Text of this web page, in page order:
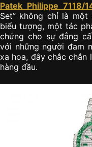
Patek Philippe 7118/
Set” không chỉ là
biểu tượng, một tác
chứng cho sự đẳng
với những người đam
xa hoa, đây chắc
hàng đầu.